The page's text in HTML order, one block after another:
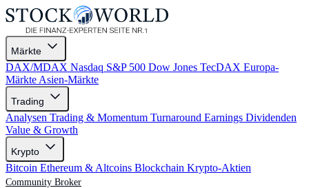
Märkte
DAX/MDAX Nasdaq S&P 500 Dow Jones TecDAX Europa-
Märkte Asien-Märkte
Trading
Analysen Trading & Momentum Turnaround Earnings Dividenden
Value & Growth
Krypto
Bitcoin Ethereum & Altcoins Blockchain Krypto-Aktien
Community Broker